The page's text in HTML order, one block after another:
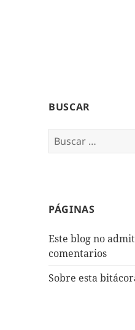
BUSCAR
Buscar:
PÁGINAS
Este blog no
comentarios
Sobre esta